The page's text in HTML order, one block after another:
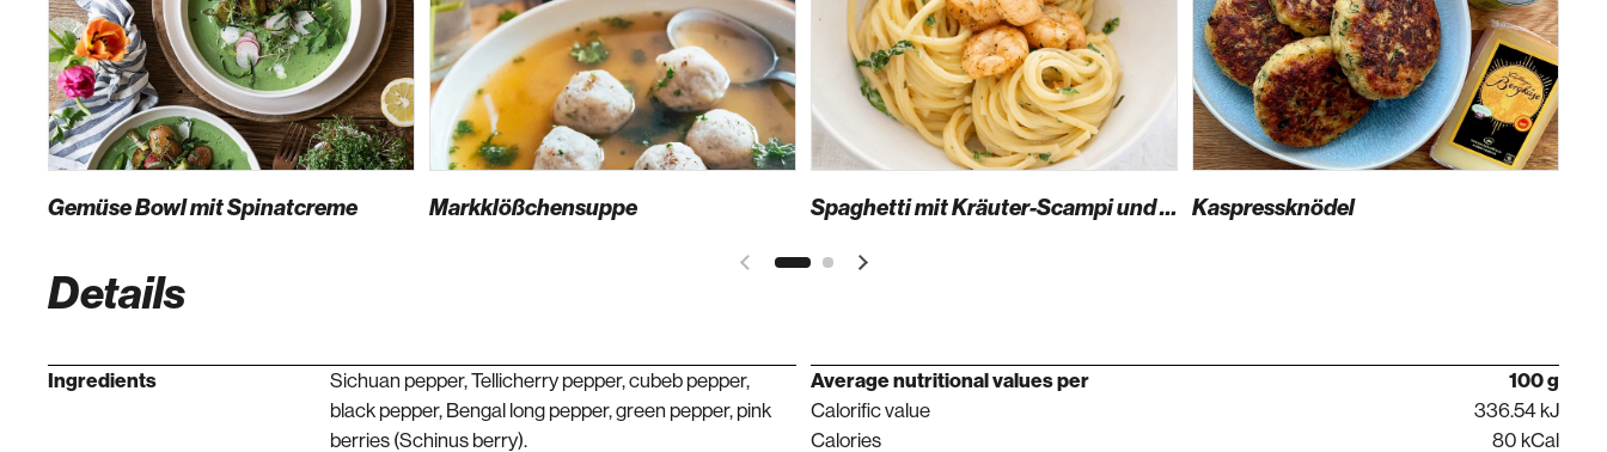
Gemüse Bowl mit Spinatcreme Markklößchensuppe Spaghetti mit Kräuter-Scampi und Spinat Kaspressknödel
Details
Ingredients
Sichuan pepper, Tellicherry pepper, cubeb pepper,
black pepper, Bengal long pepper, green pepper, pink
berries (Schinus berry).
Average nutritional values ​​per
100 g
Calorific value
336.54 kJ
Calories
80 kCal